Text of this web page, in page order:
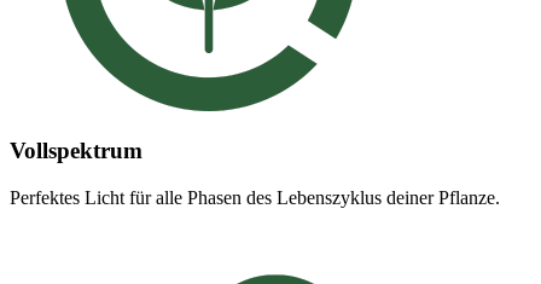
Vollspektrum
Perfektes Licht für alle Phasen des Lebenszyklus deiner Pflanze.